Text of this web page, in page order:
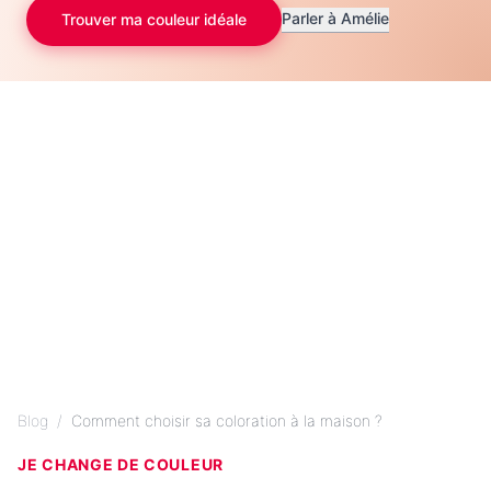
Trouver ma couleur idéale Parler à Amélie
Blog / Comment choisir sa coloration à la maison ?
JE CHANGE DE COULEUR